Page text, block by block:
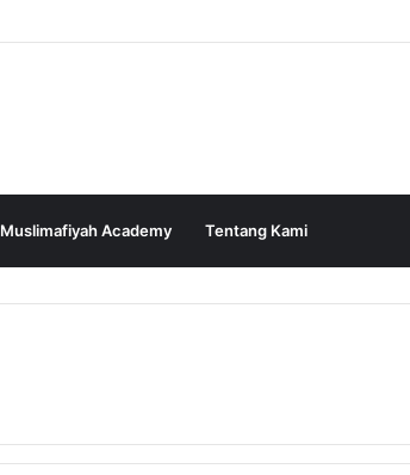
Muslimafiyah Academy Tentang Kami